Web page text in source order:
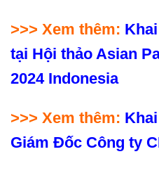
>>> Xem thêm:
tại Hội thảo Asian
2024 Indonesia
>>> Xem thêm:
Giám Đốc Công ty